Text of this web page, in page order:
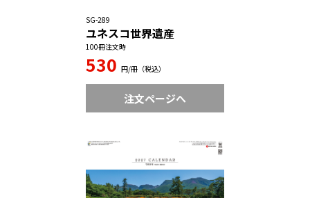
SG-289
ユネスコ世界遺産
100冊注文時
530 円/冊（税込）
注文ページへ